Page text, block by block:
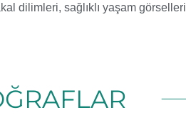
dilimleri, sağlıklı yaşam görselleri